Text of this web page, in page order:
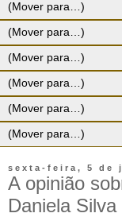
sexta-feira, 5 de
A opinião
Daniela Silva